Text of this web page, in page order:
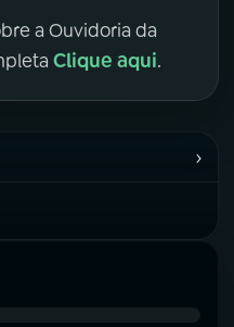
a Ouvidoria da
Clique aqui.
›